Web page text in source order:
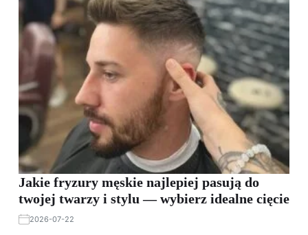
Jakie fryzury męskie najlepiej pasują do
twojej twarzy i stylu — wybierz idealne cięcie
2026-07-22